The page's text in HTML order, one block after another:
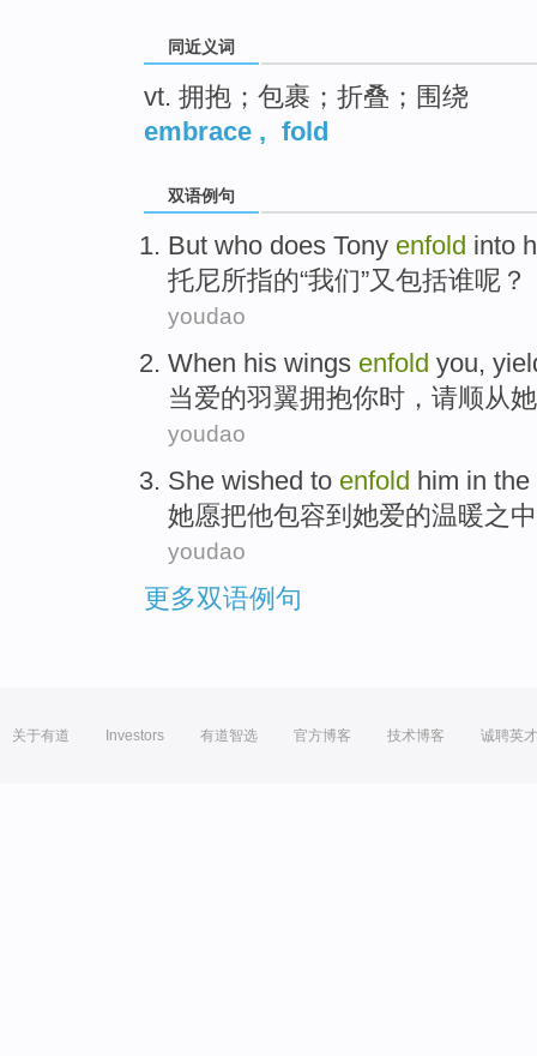
同近义词
vt. 拥抱；包裹；折叠；围绕
embrace , fold
双语例句
But who does Tony enfold into
托尼所指的“我们”又包括谁呢？
youdao
When his wings enfold you,
当爱的羽翼拥抱你时，请顺从
youdao
She wished to enfold him in the
她愿把他包容到 她爱的温暖之
youdao
更多双语例句
关于有道 Investors 有道智选 官方博客 技术博客 诚聘英才